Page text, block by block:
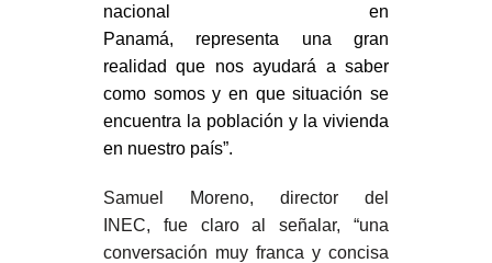
nacional en
Panamá, representa una gran
realidad que nos ayudará a saber
como somos y en que situación se
encuentra la población y la vivienda
en nuestro país”.
Samuel Moreno, director del
INEC, fue claro al señalar, “una
conversación muy franca y concisa